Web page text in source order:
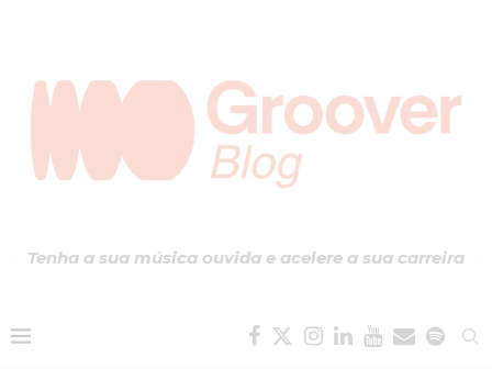
Tenha a sua música ouvida e acelere a sua carreira